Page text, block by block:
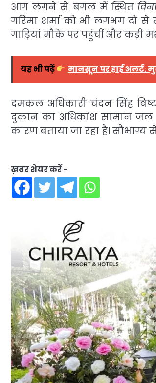
आग लगने से बगल में स्थित
गरिमा शर्मा को भी लगभग दो
गाड़ियां मौके पर पहुंचीं और कड़ी
यह भी पढ़ें मानसून पर हाई अलर्ट:
दमकल अधिकारी चंदन सिंह
दुकान का अधिकांश सामान जल
कारण बताया जा रहा है। सौभाग्य
ख़बर शेयर करें -